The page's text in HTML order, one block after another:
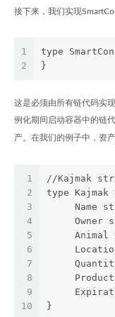
接下来，我们实现
1
2
type
}
这是必须由所有链代码实
例化期间启动容器中的链
产。在我们的例子中，资
1
2
3
4
5
6
7
8
9
10
//Kajmak
type
Name
Owner
Animal
}